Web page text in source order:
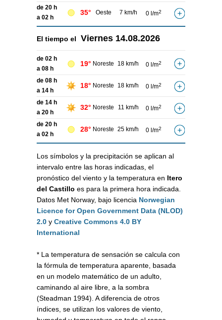
de 20 h
a 02 h
35° Oeste 7 km/h 0 l/m2
El tiempo el Viernes 14.08.2026
de 02 h
a 08 h
19° Noreste 18 km/h 0 l/m2
de 08 h
a 14 h
18° Noreste 18 km/h 0 l/m2
de 14 h
a 20 h
32° Noreste 11 km/h 0 l/m2
de 20 h
a 02 h
28° Noreste 25 km/h 0 l/m2
Los símbolos y la precipitación se aplican al
intervalo entre las horas indicadas, el
pronóstico del viento y la temperatura en Itero
del Castillo es para la primera hora indicada.
Datos Met Norway, bajo licencia Norwegian
Licence for Open Government Data (NLOD)
2.0 y Creative Commons 4.0 BY
International
* La temperatura de sensación se calcula con
la fórmula de temperatura aparente, basada
en un modelo matemático de un adulto,
caminando al aire libre, a la sombra
(Steadman 1994). A diferencia de otros
índices, se utilizan los valores de viento,